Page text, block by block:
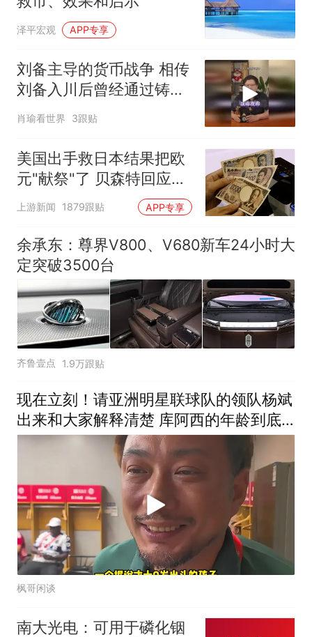
泽平宏观 APP专享
刘备主导的货币战争 相传
刘备入川后曾经通过铸币
大肆敛财，这是怎么回事
肖瑜看世界 3跟贴
美国出手救日本结果把欧
元"献祭"了 贝森特回应质
疑
上游新闻 1879跟贴 APP专享
余承东：尊界V800、V680新车24小时大
定突破3500台
齐鲁壹点 1.9万跟贴
现在立刻！请亚洲明星联球队的领队杨斌
出来和大家解释清楚 库阿西的年龄到底
是多少？
枫哥闲谈
南大光电：可用于磷化铟